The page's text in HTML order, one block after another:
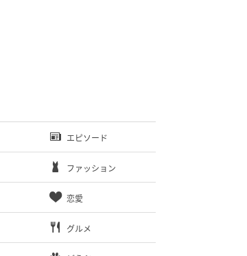
エピソード
ファッション
恋愛
グルメ